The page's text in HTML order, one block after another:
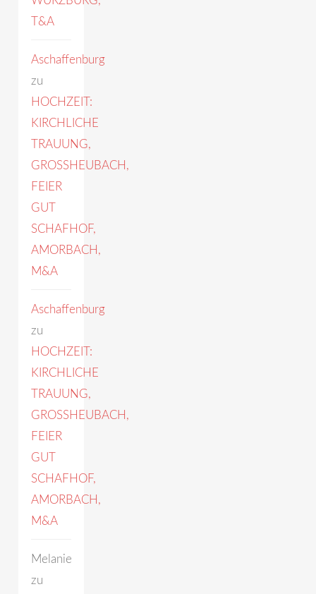
T&A
Aschaffenburg
zu
HOCHZEIT:
KIRCHLICHE
TRAUUNG,
GROSSHEUBACH,
FEIER
GUT
SCHAFHOF,
AMORBACH,
M&A
Aschaffenburg
zu
HOCHZEIT:
KIRCHLICHE
TRAUUNG,
GROSSHEUBACH,
FEIER
GUT
SCHAFHOF,
AMORBACH,
M&A
Melanie
zu